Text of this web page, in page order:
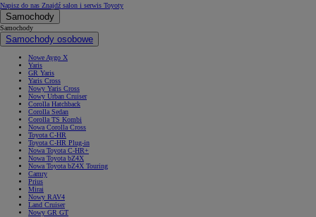
Napisz do nas Znajdź salon i serwis Toyoty
Samochody
Samochody
Samochody osobowe
Nowe Aygo X
Yaris
GR Yaris
Yaris Cross
Nowy Yaris Cross
Nowy Urban Cruiser
Corolla Hatchback
Corolla Sedan
Corolla TS Kombi
Nowa Corolla Cross
Toyota C-HR
Toyota C-HR Plug-in
Nowa Toyota C-HR+
Nowa Toyota bZ4X
Nowa Toyota bZ4X Touring
Camry
Prius
Mirai
Nowy RAV4
Land Cruiser
Nowy GR GT